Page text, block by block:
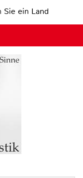
Sie ein Land